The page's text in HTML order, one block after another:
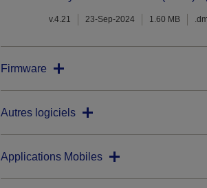
v.4.21 23-Sep-2024 1.60 MB
Firmware
Autres logiciels
Applications Mobiles